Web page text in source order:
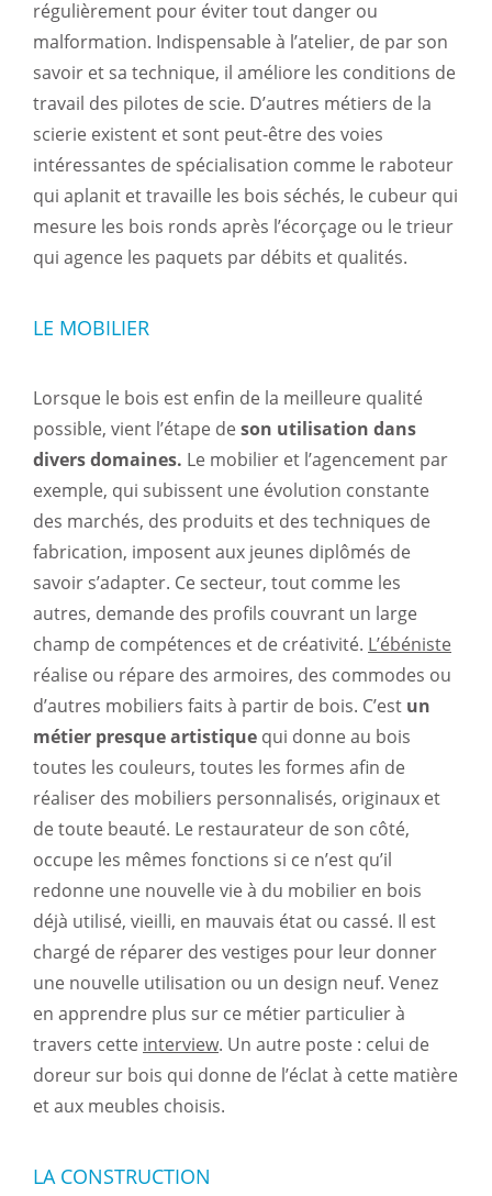
régulièrement pour éviter tout danger ou
malformation. Indispensable à l’atelier, de par son
savoir et sa technique, il améliore les conditions de
travail des pilotes de scie. D’autres métiers de la
scierie existent et sont peut-être des voies
intéressantes de spécialisation comme le raboteur
qui aplanit et travaille les bois séchés, le cubeur qui
mesure les bois ronds après l’écorçage ou le trieur
qui agence les paquets par débits et qualités.
LE MOBILIER
Lorsque le bois est enfin de la meilleure qualité
possible, vient l’étape de son utilisation dans
divers domaines. Le mobilier et l’agencement par
exemple, qui subissent une évolution constante
des marchés, des produits et des techniques de
fabrication, imposent aux jeunes diplômés de
savoir s’adapter. Ce secteur, tout comme les
autres, demande des profils couvrant un large
champ de compétences et de créativité. L’ébéniste
réalise ou répare des armoires, des commodes ou
d’autres mobiliers faits à partir de bois. C’est un
métier presque artistique qui donne au bois
toutes les couleurs, toutes les formes afin de
réaliser des mobiliers personnalisés, originaux et
de toute beauté. Le restaurateur de son côté,
occupe les mêmes fonctions si ce n’est qu’il
redonne une nouvelle vie à du mobilier en bois
déjà utilisé, vieilli, en mauvais état ou cassé. Il est
chargé de réparer des vestiges pour leur donner
une nouvelle utilisation ou un design neuf. Venez
en apprendre plus sur ce métier particulier à
travers cette interview. Un autre poste : celui de
doreur sur bois qui donne de l’éclat à cette matière
et aux meubles choisis.
LA CONSTRUCTION